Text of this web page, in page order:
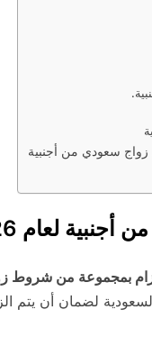
زواج سعودي من أجنبية
لعام 2026
بمجموعة من شروط
لضمان أن يتم